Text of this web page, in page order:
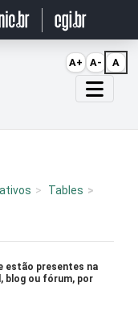
Tables
estão presentes na
blog ou fórum, por
A+ A- A